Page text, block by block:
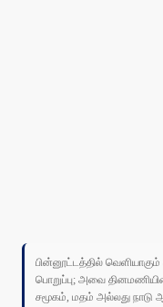
பின்னூட்டத்தில் வெளியாகும்
பொறுப்பு; அவை
சமூகம், மதம் அல்லது நாடு